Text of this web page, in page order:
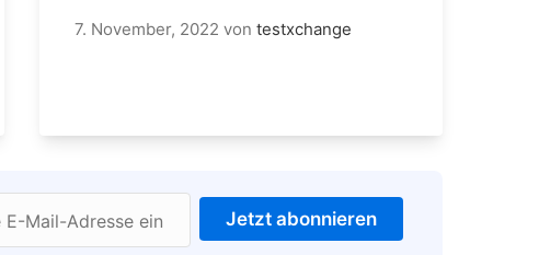
7. November, 2022 von testxchange
E-Mail-Adresse ein Jetzt abonnieren